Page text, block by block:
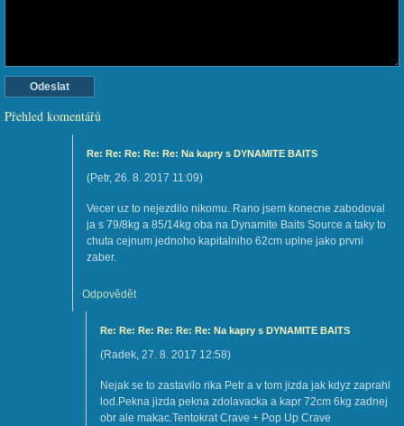
Přehled komentářů
Re: Re: Re: Re: Re: Na kapry s DYNAMITE BAITS
(Petr, 26. 8. 2017 11:09)
Vecer uz to nejezdilo nikomu. Rano jsem konecne zabodoval
ja s 79/8kg a 85/14kg oba na Dynamite Baits Source a taky to
chuta cejnum jednoho kapitalniho 62cm uplne jako prvni
zaber.
Odpovědět
Re: Re: Re: Re: Re: Re: Na kapry s DYNAMITE BAITS
(Radek, 27. 8. 2017 12:58)
Nejak se to zastavilo rika Petr a v tom jizda jak kdyz zaprahl
lod.Pekna jizda pekna zdolavacka a kapr 72cm 6kg zadnej
obr ale makac.Tentokrat Crave + Pop Up Crave